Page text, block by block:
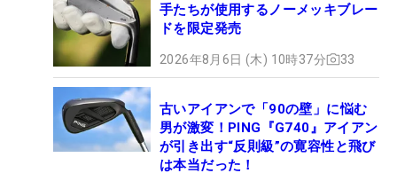
手たちが使用するノーメッキブレー
ドを限定発売
2026年8月6日 (木) 10時37分 33
古いアイアンで「90の壁」に悩む
男が激変！PING『G740』アイアン
が引き出す“反則級”の寛容性と飛び
は本当だった！